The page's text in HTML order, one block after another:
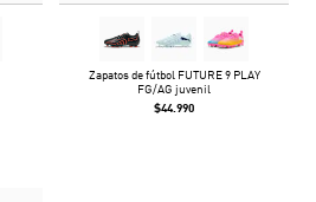
Zapatos de fútbol FUTURE 9 PLAY
FG/AG juvenil
$44.990